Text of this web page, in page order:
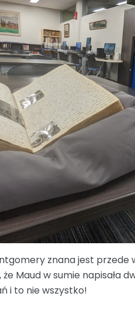
znana jest
że Maud w sumie napisała
i to nie wszystko!